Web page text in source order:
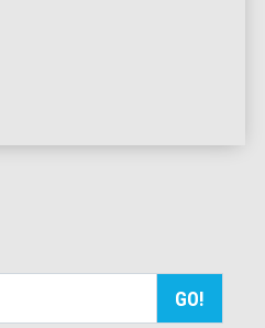
GO!